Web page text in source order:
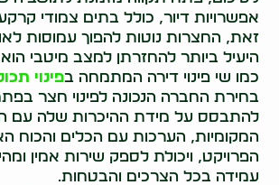
אפשרויות דיור, כולל בתים צמודי
זאת, החצרות נוטות להפוך עמוסות
היעיל ביותר להחזרתן למצב מיטבי
כמו שי פינוי דירה המתמחה בפינוי
בחירת החברה הנכונה לפינוי חצר
להתבסס על מידת ההיכרות שלה עם
המקומיות, הערכות עם הכלים והכוח
הפרויקט, ויכולת לספק שירות אמין
עמידה בכל הצרכים והבטחות.